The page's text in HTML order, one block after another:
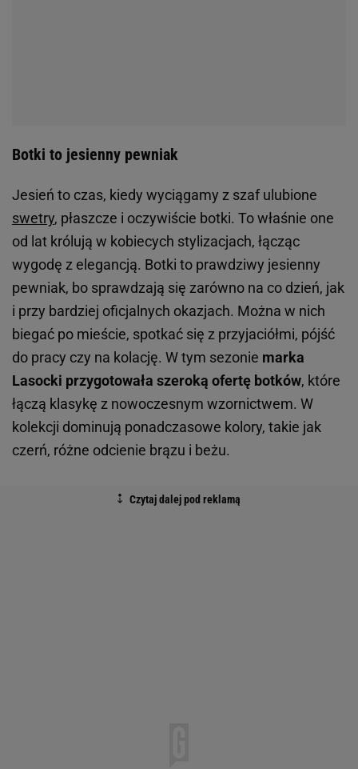
Botki to jesienny pewniak
Jesień to czas, kiedy wyciągamy z szaf ulubione
swetry, płaszcze i oczywiście botki. To właśnie one
od lat królują w kobiecych stylizacjach, łącząc
wygodę z elegancją. Botki to prawdziwy jesienny
pewniak, bo sprawdzają się zarówno na co dzień, jak
i przy bardziej oficjalnych okazjach. Można w nich
biegać po mieście, spotkać się z przyjaciółmi, pójść
do pracy czy na kolację. W tym sezonie marka
Lasocki przygotowała szeroką ofertę botków, które
łączą klasykę z nowoczesnym wzornictwem. W
kolekcji dominują ponadczasowe kolory, takie jak
czerń, różne odcienie brązu i beżu.